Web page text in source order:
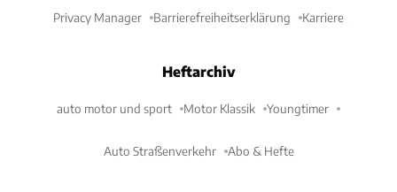
Privacy Manager Barrierefreiheitserklärung Karriere
Heftarchiv
auto motor und sport Motor Klassik Youngtimer
Auto Straßenverkehr Abo & Hefte